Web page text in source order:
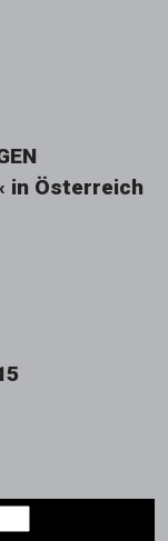
in Österreich